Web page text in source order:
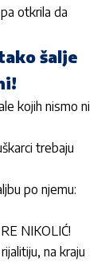
otkrila da
šalje
kojih nismo ni
trebaju
po njemu:
NIKOLIĆ!
na kraju